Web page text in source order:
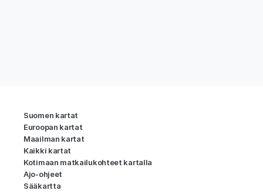
Suomen kartat
Euroopan kartat
Maailman kartat
Kaikki kartat
Kotimaan matkailukohteet kartalla
Ajo-ohjeet
Sääkartta